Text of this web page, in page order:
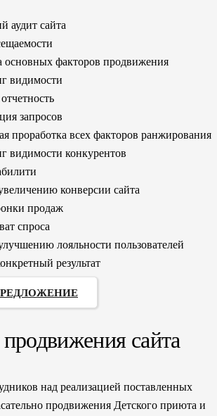
аудит сайта
основных факторов продвижения
видимости
запросов
проработка всех факторов ранжирования
видимости конкурентов
конверсии сайта
продаж
спроса
лояльности пользователей
результат
сайта
над реализацией поставленных
продвижения Детского приюта и